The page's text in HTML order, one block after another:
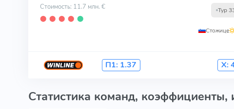
Стоимость: 11.7 млн. €
⬤ ⬤ ⬤ ⬤ ⬤
Тур
Стожице
,
П1: 1.37 Х:
Статистика команд, коэффициенты,